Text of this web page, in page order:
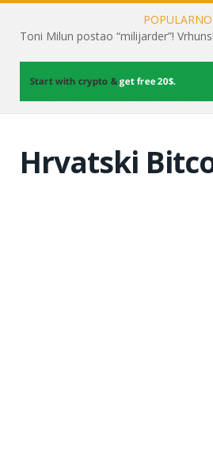
POPULARNO
Hrvatski